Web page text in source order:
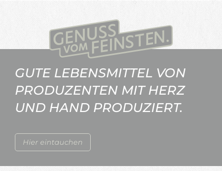
Hier eintauchen
GUTE LEBENSMITTEL VON
PRODUZENTEN MIT HERZ
UND HAND PRODUZIERT.